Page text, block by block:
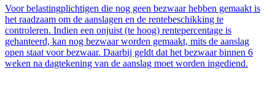
Voor belastingplichtigen die nog geen bezwaar hebben gemaakt is
het raadzaam om de aanslagen en de rentebeschikking te
controleren. Indien een onjuist (te hoog) rentepercentage is
gehanteerd, kan nog bezwaar worden gemaakt, mits de aanslag
open staat voor bezwaar. Daarbij geldt dat het bezwaar binnen 6
weken na dagtekening van de aanslag moet worden ingediend.